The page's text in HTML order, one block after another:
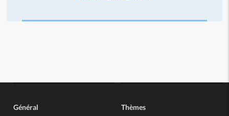
Général Thèmes